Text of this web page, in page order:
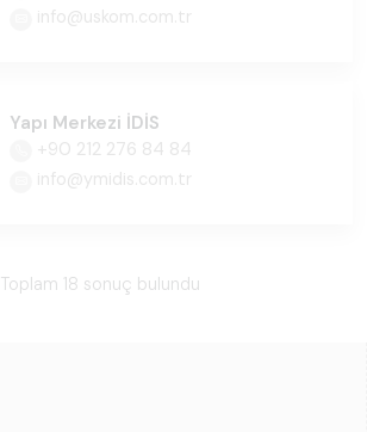
info@uskom.com.tr
Yapı Merkezi İDİS
+90 212 276 84 84
info@ymidis.com.tr
Toplam 18 sonuç bulundu